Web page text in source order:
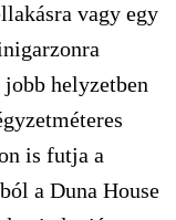
vagy egy
helyzetben
is futja a
a Duna House